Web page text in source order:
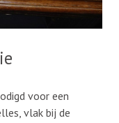
voor een
vlak bij de